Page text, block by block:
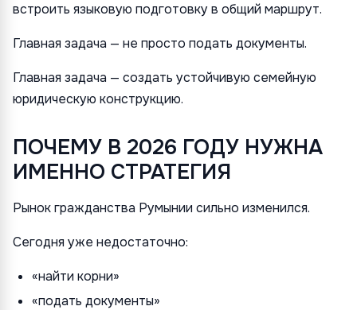
встроить языковую подготовку в общий маршрут.
Главная задача — не просто подать документы.
Главная задача — создать устойчивую семейную
юридическую конструкцию.
ПОЧЕМУ В 2026 ГОДУ НУЖНА
ИМЕННО СТРАТЕГИЯ
Рынок гражданства Румынии сильно изменился.
Сегодня уже недостаточно:
«найти корни»
«подать документы»